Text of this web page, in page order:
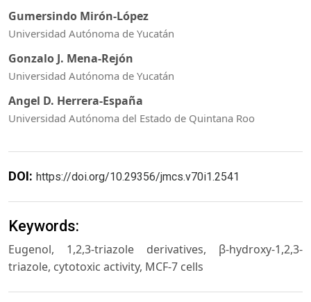
Gumersindo Mirón-López
Universidad Autónoma de Yucatán
Gonzalo J. Mena-Rejón
Universidad Autónoma de Yucatán
Angel D. Herrera-España
Universidad Autónoma del Estado de Quintana Roo
DOI: https://doi.org/10.29356/jmcs.v70i1.2541
Keywords:
Eugenol, 1,2,3-triazole derivatives, β-hydroxy-1,2,3-
triazole, cytotoxic activity, MCF-7 cells